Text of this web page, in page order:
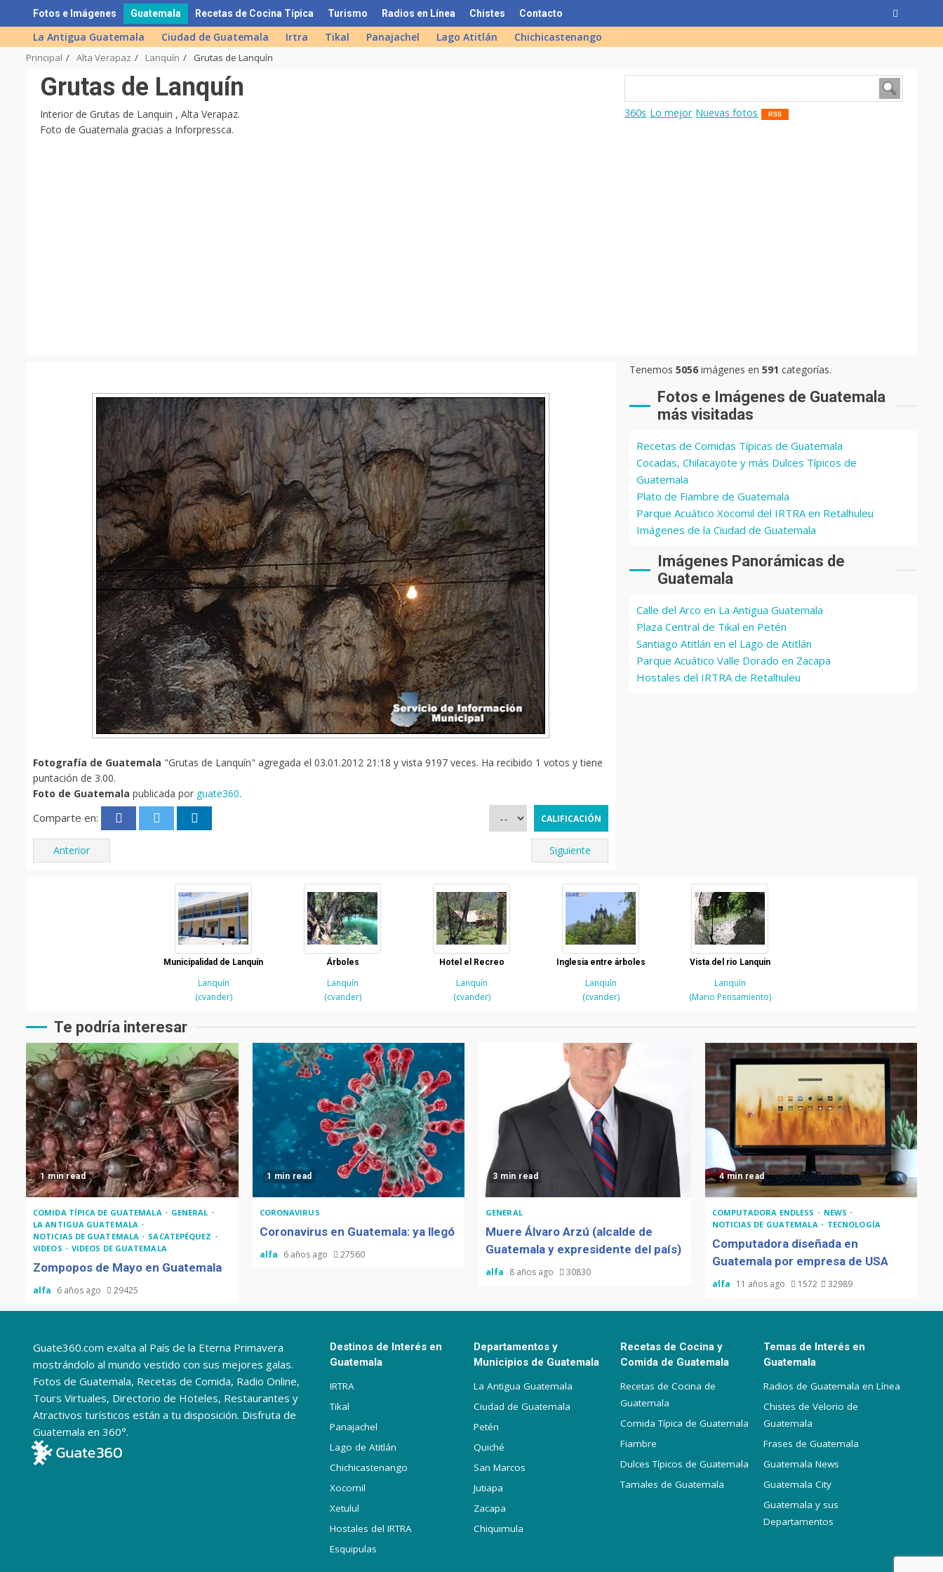
to
content
Fotos e Imágenes Guatemala Recetas de Cocina Típica Turismo Radios en Línea Chistes Contacto
La Antigua Guatemala Ciudad de Guatemala Irtra Tikal Panajachel Lago Atitlán Chichicastenango
Principal Alta Verapaz Lanquín Grutas de Lanquín
Grutas de Lanquín
Interior de Grutas de Lanquin , Alta Verapaz.
Foto de Guatemala gracias a Inforpressca.
360s Lo mejor Nuevas fotos RSS
Fotografía de Guatemala "Grutas de Lanquín" agregada el 03.01.2012 21:18 y vista 9197 veces. Ha recibido 1 votos y tiene
puntación de 3.00.
Foto de Guatemala publicada por guate360.
Comparte en:
Anterior Siguiente
Tenemos5056 imágenes en591 categorías.
Fotos e Imágenes de Guatemala
más visitadas
Recetas de Comidas Típicas de Guatemala
Cocadas, Chilacayote y más Dulces Típicos de
Guatemala
Plato de Fiambre de Guatemala
Parque Acuático Xocomil del IRTRA en Retalhuleu
Imágenes de la Ciudad de Guatemala
Imágenes Panorámicas de
Guatemala
Calle del Arco en La Antigua Guatemala
Plaza Central de Tikal en Petén
Santiago Atitlán en el Lago de Atitlán
Parque Acuático Valle Dorado en Zacapa
Hostales del IRTRA de Retalhuleu
Municipalidad de Lanquín
Lanquín
(cvander)
Árboles
Lanquín
(cvander)
Hotel el Recreo
Lanquín
(cvander)
Inglesia entre árboles
Lanquín
(cvander)
Vista del rio Lanquin
Lanquín
(Mario Pensamiento)
Te podría interesar
1 min read
COMIDA TÍPICA DE GUATEMALA
GENERAL
LA ANTIGUA GUATEMALA
NOTICIAS DE GUATEMALA
SACATEPÉQUEZ
VIDEOS
VIDEOS DE GUATEMALA
Zompopos de Mayo en Guatemala
alfa 6 años ago 29425
1 min read
CORONAVIRUS
Coronavirus en Guatemala: ya llegó
alfa 6 años ago 27560
3 min read
GENERAL
Muere Álvaro Arzú (alcalde de
Guatemala y expresidente del país)
alfa 8 años ago 30830
4 min read
COMPUTADORA ENDLESS
NEWS
NOTICIAS DE GUATEMALA
TECNOLOGÍA
Computadora diseñada en
Guatemala por empresa de USA
alfa 11 años ago 1572 32989
Guate360.com exalta al País de la Eterna Primavera
mostrándolo al mundo vestido con sus mejores galas.
Fotos de Guatemala, Recetas de Comida, Radio Online,
Tours Virtuales, Directorio de Hoteles, Restaurantes y
Atractivos turísticos están a tu disposición. Disfruta de
Guatemala en 360°.
Destinos de Interés en
Guatemala
IRTRA
Tikal
Panajachel
Lago de Atitlán
Chichicastenango
Xocomil
Xetulul
Hostales del IRTRA
Esquipulas
Departamentos y
Municipios de Guatemala
La Antigua Guatemala
Ciudad de Guatemala
Petén
Quiché
San Marcos
Jutiapa
Zacapa
Chiquimula
Recetas de Cocina y
Comida de Guatemala
Recetas de Cocina de
Guatemala
Comida Típica de Guatemala
Fiambre
Dulces Típicos de Guatemala
Tamales de Guatemala
Temas de Interés en
Guatemala
Radios de Guatemala en Línea
Chistes de Velorio de
Guatemala
Frases de Guatemala
Guatemala News
Guatemala City
Guatemala y sus
Departamentos